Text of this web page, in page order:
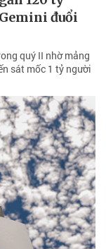
đuổi
quý II nhờ mảng
sát mốc 1 tỷ người